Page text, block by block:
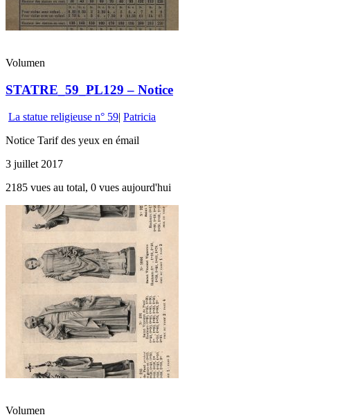
Volumen
STATRE_59_PL129 – Notice
La statue religieuse n° 59| Patricia
Notice Tarif des yeux en émail
3 juillet 2017
2185 vues au total, 0 vues aujourd'hui
Volumen